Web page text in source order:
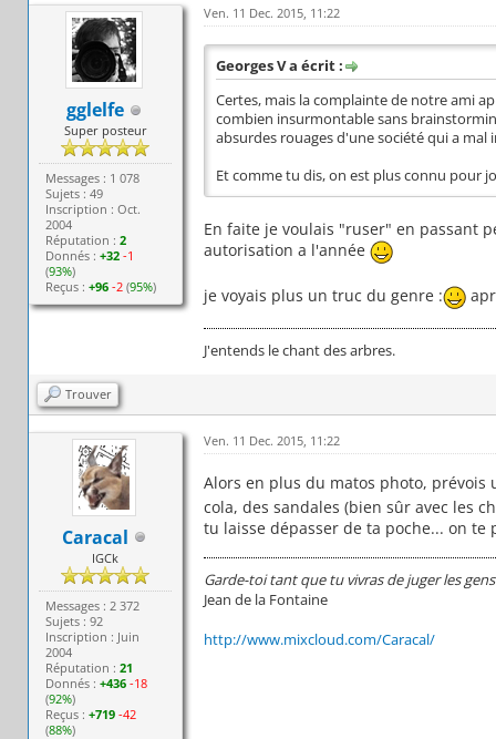
gglelfe
Super posteur
Messages : 1 078
Sujets : 49
Inscription : Oct.
2004
Réputation :2
Donnés :+32 -1
(93%)
Reçus :+96 -2 (95%)
Ven. 11 Dec. 2015, 11:22
Georges V a écrit :
Certes, mais la complainte de notre ami
combien insurmontable sans
absurdes rouages d'une société qui a
Et comme tu dis, on est plus connu pour
En faite je voulais "ruser" en passant
autorisation a l'année
je voyais plus un truc du genre :
J'entends le chant des arbres.
Trouver
Caracal
IGCk
Messages : 2 372
Sujets : 92
Inscription : Juin
2004
Réputation :21
Donnés :+436 -18
(92%)
Reçus :+719 -42
(88%)
Ven. 11 Dec. 2015, 11:22
Alors en plus du matos photo, prévois
cola, des sandales (bien sûr avec les
tu laisse dépasser de ta poche... on
Garde-toi tant que tu vivras de juger les
Jean de la Fontaine
http://www.mixcloud.com/Caracal/